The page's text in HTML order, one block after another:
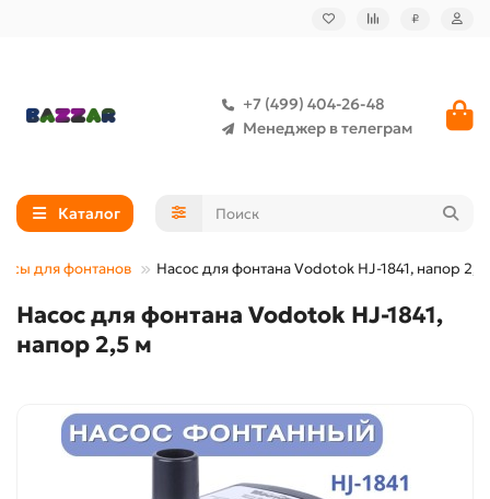
₽
+7 (499) 404-26-48
Менеджер в телеграм
Каталог
для фонтанов Насос для фонтана Vodotok HJ-1841, напор 2,5
Насос для фонтана Vodotok HJ-1841,
напор 2,5 м